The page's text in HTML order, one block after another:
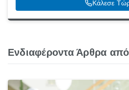
Κάλεσε
Ενδιαφέροντα Άρθρα